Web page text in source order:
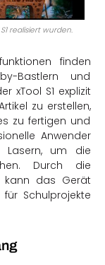
realisiert wurden.
finden
Bastlern und
xTool S1 explizit
zu erstellen,
zu fertigen und
Anwender
Lasern, um die
Durch die
kann das Gerät
Schulprojekte